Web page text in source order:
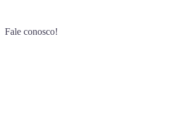
Fale conosco!